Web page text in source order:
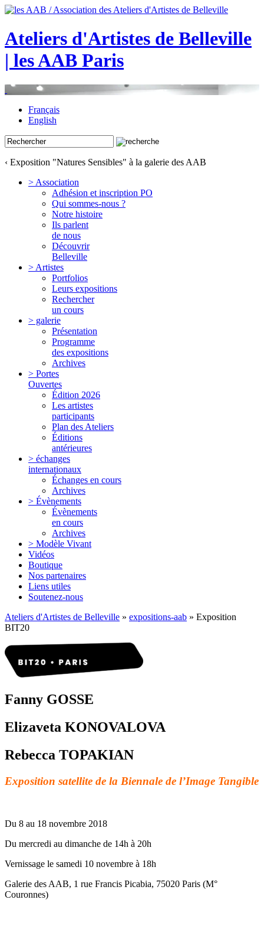
Ateliers d'Artistes de Belleville
| les AAB Paris
Français
English
‹ Exposition "Natures Sensibles" à la galerie des AAB
> Association
Adhésion et inscription PO
Qui sommes-nous ?
Notre histoire
Ils parlent
de nous
Découvrir
Belleville
> Artistes
Portfolios
Leurs expositions
Rechercher
un cours
> galerie
Présentation
Programme
des expositions
Archives
> Portes
Ouvertes
Édition 2026
Les artistes
participants
Plan des Ateliers
Éditions
antérieures
> échanges
internationaux
Échanges en cours
Archives
> Évènements
Évènements
en cours
Archives
> Modèle Vivant
Vidéos
Boutique
Nos partenaires
Liens utiles
Soutenez-nous
Ateliers d'Artistes de Belleville » expositions-aab » Exposition
BIT20
Fanny GOSSE
Elizaveta KONOVALOVA
Rebecca TOPAKIAN
Exposition satellite de la Biennale de l’Image Tangible
Du 8 au 18 novembre 2018
Du mercredi au dimanche de 14h à 20h
Vernissage le samedi 10 novembre à 18h
Galerie des AAB, 1 rue Francis Picabia, 75020 Paris (M°
Couronnes)